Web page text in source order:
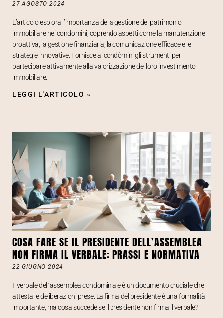
27 AGOSTO 2024
L’articolo esplora l’importanza della gestione del patrimonio
immobiliare nei condomini, coprendo aspetti come la manutenzione
proattiva, la gestione finanziaria, la comunicazione efficace e le
strategie innovative. Fornisce ai condòmini gli strumenti per
partecipare attivamente alla valorizzazione del loro investimento
immobiliare.
LEGGI L'ARTICOLO »
COSA FARE SE IL PRESIDENTE DELL’ASSEMBLEA
NON FIRMA IL VERBALE: PRASSI E NORMATIVA
22 GIUGNO 2024
Il verbale dell’assemblea condominiale è un documento cruciale che
attesta le deliberazioni prese. La firma del presidente è una formalità
importante, ma cosa succede se il presidente non firma il verbale?